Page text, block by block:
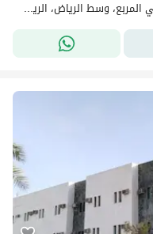
شارع الامير عبدالعزيز بن مساعد بن جلوي، حي المربع، وسط الرياض، الرياض